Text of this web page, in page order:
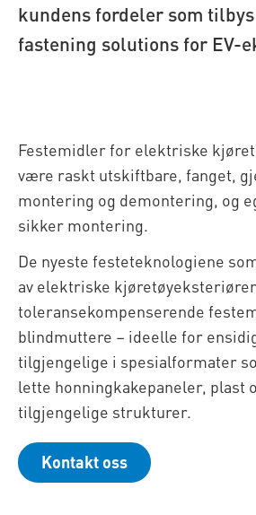
kundens fordeler som tilbys
fastening solutions for EV-
Festemidler for elektriske
være raskt utskiftbare, fanget,
montering og demontering, og
sikker montering.
De nyeste festeteknologiene
av elektriske
toleransekompenserende
blindmuttere – ideelle for
tilgjengelige i spesialformater
lette honningkakepaneler, plast
tilgjengelige strukturer.
Kontakt oss